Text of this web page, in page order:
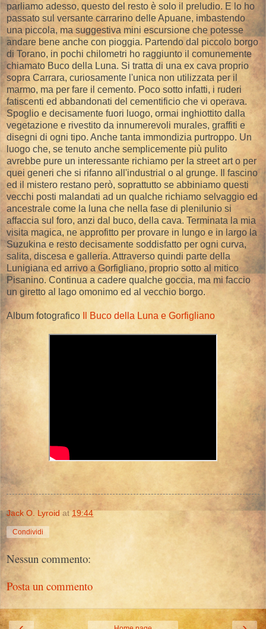
parliamo adesso, questo del resto è solo il preludio. E lo ho
passato sul versante carrarino delle Apuane, imbastendo
una piccola, ma suggestiva mini escursione che potesse
andare bene anche con pioggia. Partendo dal piccolo borgo
di Torano, in pochi chilometri ho raggiunto il comunemente
chiamato Buco della Luna. Si tratta di una ex cava proprio
sopra Carrara, curiosamente l'unica non utilizzata per il
marmo, ma per fare il cemento. Poco sotto infatti, i ruderi
fatiscenti ed abbandonati del cementificio che vi operava.
Spoglio e decisamente fuori luogo, ormai inghiottito dalla
vegetazione e rivestito da innumerevoli murales, graffiti e
disegni di ogni tipo. Anche tanta immondizia purtroppo. Un
luogo che, se tenuto anche semplicemente più pulito
avrebbe pure un interessante richiamo per la street art o per
quei generi che si rifanno all'industrial o al grunge. Il fascino
ed il mistero restano però, soprattutto se abbiniamo questi
vecchi posti malandati ad un qualche richiamo selvaggio ed
ancestrale come la luna che nella fase di plenilunio si
affaccia sul foro, anzi dal buco, della cava. Terminata la mia
visita magica, ne approfitto per provare in lungo e in largo la
Suzukina e resto decisamente soddisfatto per ogni curva,
salita, discesa e galleria. Attraverso quindi parte della
Lunigiana ed arrivo a Gorfigliano, proprio sotto al mitico
Pisanino. Continua a cadere qualche goccia, ma mi faccio
un giretto al lago omonimo ed al vecchio borgo.
Album fotografico Il Buco della Luna e Gorfigliano
Jack O. Lyroid at19:44
Condividi
Nessun commento:
Posta un commento